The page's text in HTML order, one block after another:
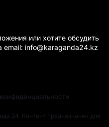
или хотите обсудить
email: info@karaganda24.kz
24. Контент предназначен для